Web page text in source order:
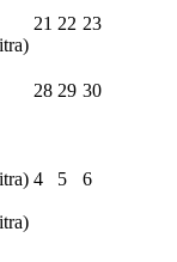
21 22 23
28 29 30
4 5 6